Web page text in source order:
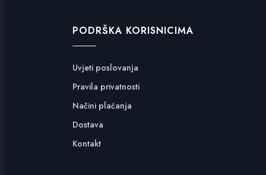
PODRŠKA KORISNICIMA
Uvjeti poslovanja
Pravila privatnosti
Načini plaćanja
Dostava
Kontakt